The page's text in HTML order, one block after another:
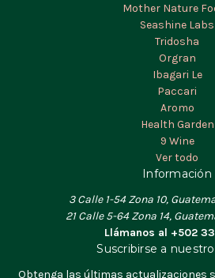
Mother Nature
Seashine Labs
Tridosha
Orgran
Ibagari Le
Paccari
Aromo
Health Garden
9 Wine
Ver todo
Información
3 Calle 1-54 Zona 10,
21 Calle 5-64 Zona 14,
Llámanos al +502
Suscribirse a
Obtenga las últimas actualizaciones